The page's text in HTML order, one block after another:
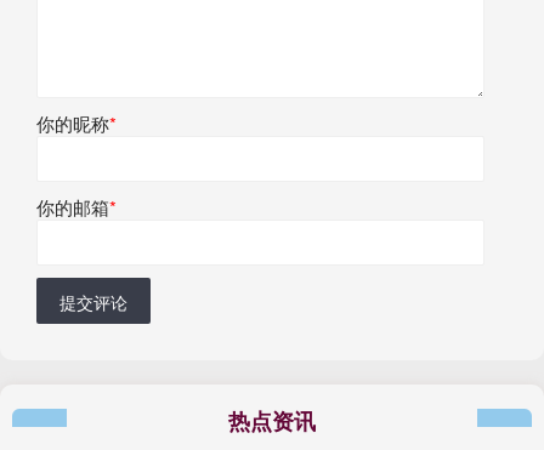
你的昵称*
你的邮箱*
提交评论
热点资讯